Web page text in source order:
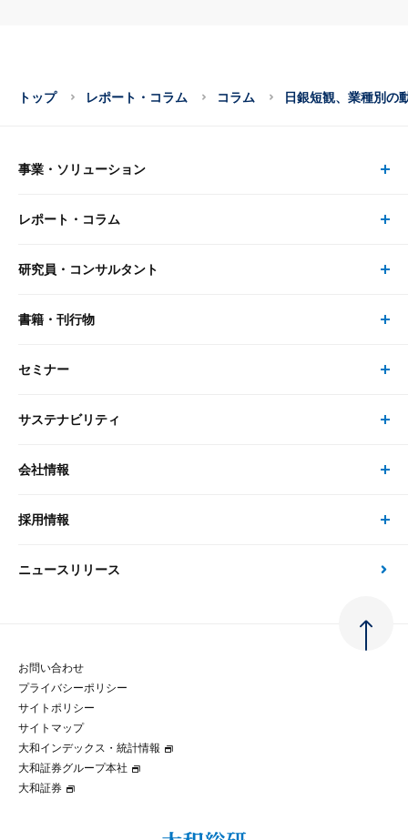
トップ レポート・コラム コラム 日銀短観、業種別の
事業・ソリューション
事業・ソリューション トップ
リサーチ
大和総研の強み
先端テクノロジーに基づく新たな価値の創出
レポート・コラム
レポート・コラム トップ
最新のレポート・コラム
政策分析
金融経済教育等
コラム
研究員・コンサルタント
研究員・コンサルタント トップ
研究員
書籍・刊行物
書籍・刊行物 トップ
書籍
セミナー
セミナー トップ
現在受付中のセミナー・イベント
サステナビリティ
サステナビリティの取り組み
次世代社会への貢献
マルチステークホルダー方針
パートナーシップ構築宣言
会社情報
会社情報 トップ
会社概要・役員一覧
大和総研の歩み
グループ会社
採用情報
採用情報 トップ
経験者採用
ニュースリリース
お問い合わせ
プライバシーポリシー
サイトポリシー
サイトマップ
大和インデックス・統計情報
大和証券グループ本社
大和証券